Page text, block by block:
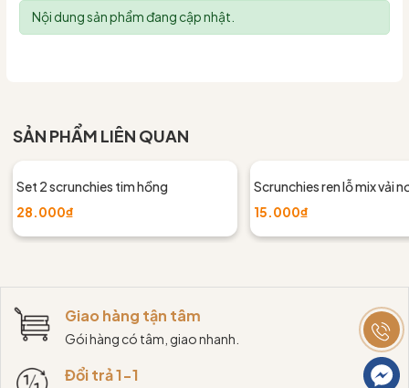
Nội dung sản phẩm đang cập nhật.
SẢN PHẨM LIÊN QUAN
Set 2 scrunchies tim hồng
28.000₫
Scrunchies ren lỗ mix vải
15.000₫
Giao hàng tận tâm
Gói hàng có tâm, giao nhanh.
Đổi trả 1-1